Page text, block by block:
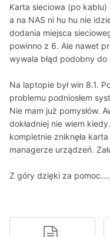
Karta sieciowa (po kablu)
a na NAS ni hu hu nie
dodania miejsca
powinno z 6. Ale nawet
wywala błąd podobny
Na laptopie był win 8.1.
problemu podniosłem
Nie mam już pomysłów.
dokładniej nie wiem
kompletnie zniknęła
managerze urządzeń.
Z góry dzięki za pomoc....